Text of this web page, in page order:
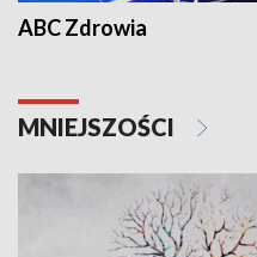
ABC Zdrowia
MNIEJSZOŚCI